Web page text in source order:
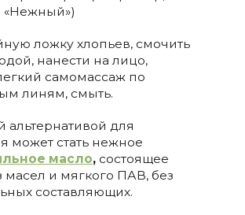
«Нежный»)
ложку хлопьев, смочить
нанести на лицо,
самомассаж по
линям, смыть.
альтернативой для
может стать нежное
масло, состоящее
масел и мягкого ПАВ, без
составляющих.